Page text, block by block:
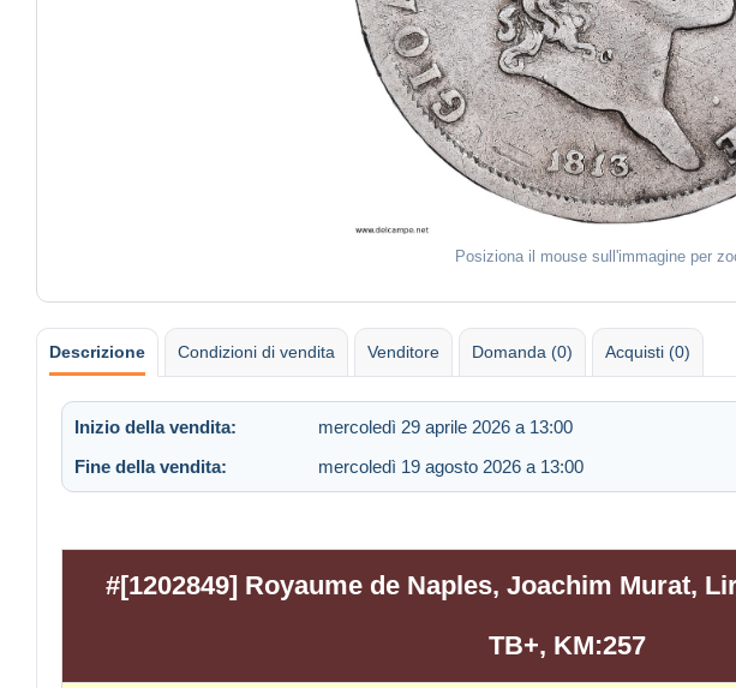
Posiziona il mouse sull'immagine per
Descrizione Condizioni di vendita Venditore Domanda (0) Acquisti (0)
Inizio della vendita: mercoledì 29 aprile 2026 a 13:00
Fine della vendita:
mercoledì 19 agosto 2026 a 13:00
#[1202849] Royaume de Naples, Joachim Murat,
TB+, KM:257